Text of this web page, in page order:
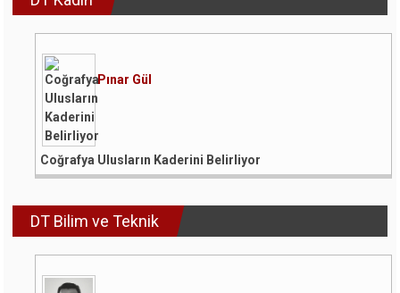
Pınar Gül
Coğrafya Ulusların Kaderini Belirliyor
DT Bilim ve Teknik